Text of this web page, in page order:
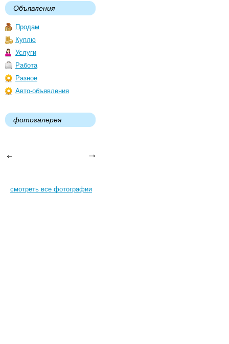
Объявления
Продам
Куплю
Услуги
Работа
Разное
Авто-объявления
фотогалерея
смотреть все фотографии